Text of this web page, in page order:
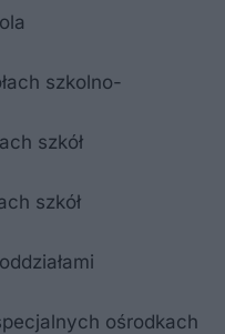
szkolno-
szkół
szkół
ośrodkach